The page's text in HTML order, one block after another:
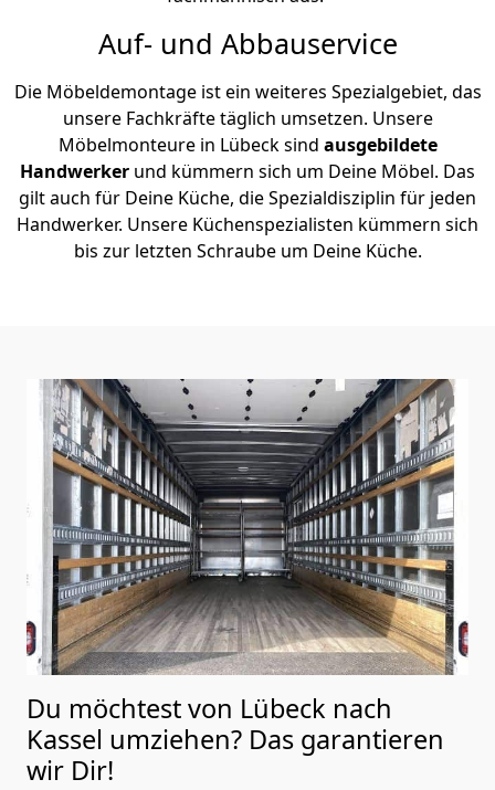
Auf- und Abbauservice
Die Möbeldemontage ist ein weiteres Spezialgebiet, das
unsere Fachkräfte täglich umsetzen. Unsere
Möbelmonteure in Lübeck sind ausgebildete
Handwerker und kümmern sich um Deine Möbel. Das
gilt auch für Deine Küche, die Spezialdisziplin für jeden
Handwerker. Unsere Küchenspezialisten kümmern sich
bis zur letzten Schraube um Deine Küche.
Du möchtest von Lübeck nach
Kassel umziehen? Das garantieren
wir Dir!